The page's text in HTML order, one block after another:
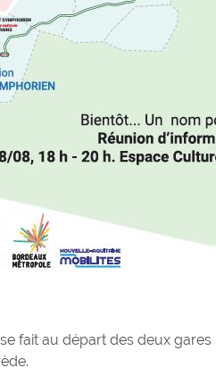
fait au départ des deux